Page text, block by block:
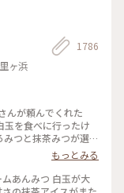
ヶ浜
1786
んが頼んでくれた
玉を食べに行ったけ
つと抹茶みつが選べ
分も待たずに入れ
てから出てくるまで
時間くらいなら、並
もっとみる
あんみつ 白玉が大